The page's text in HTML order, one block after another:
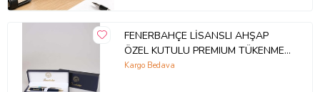
FENERBAHÇE LİSANSLI AHŞAP
ÖZEL KUTULU PREMIUM TÜKENMEZ
KALEM 2023 YENİ SEZON
Kargo Bedava